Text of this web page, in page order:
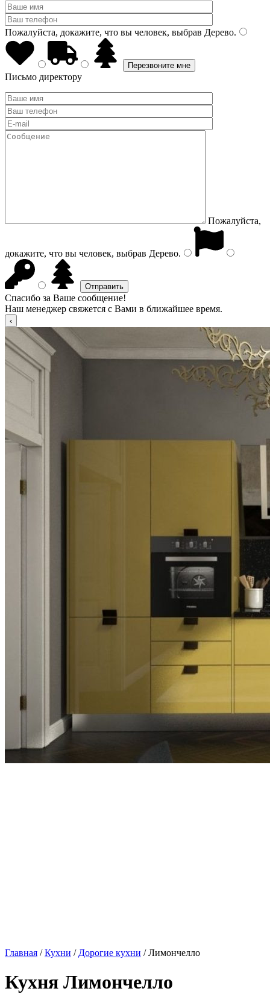
Пожалуйста, докажите, что вы человек, выбрав Дерево.
Письмо директору
Пожалуйста,
докажите, что вы человек, выбрав Дерево.
Спасибо за Ваше сообщение!
Наш менеджер свяжется с Вами в ближайшее время.
Главная /Кухни / Дорогие кухни / Лимончелло
Кухня Лимончелло